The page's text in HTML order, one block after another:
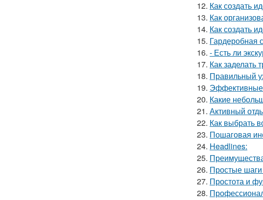
12. Как создать
13. Как
14. Как создать
15. Гардеробная
16. - Есть ли
17. Как заделать
18. Правильный
19. Эффективные
20. Какие
21. Активный
22. Как выбрать
23. Пошаговая
24. Headlines:
25.
26. Простые шаги
27. Простота и
28.